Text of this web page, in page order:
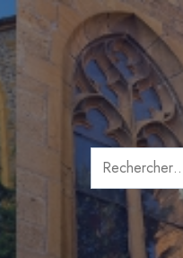
Rechercher :